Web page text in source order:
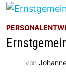
von